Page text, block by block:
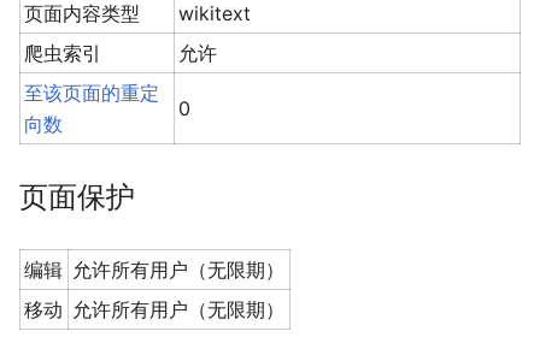
页面内容类型
wikitext
爬虫索引
允许
至该页面的重定
向数
0
页面保护
编辑 允许所有用户（无限期）
移动 允许所有用户（无限期）